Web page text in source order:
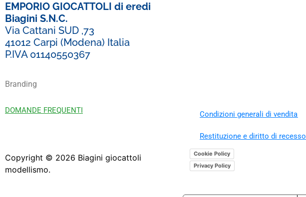
EMPORIO GIOCATTOLI di eredi
Biagini S.N.C.
Via Cattani SUD ,73
41012 Carpi (Modena) Italia
P.IVA 01140550367
Branding
DOMANDE FREQUENTI Condizioni generali di vendita
Restituzione e diritto di recesso
Copyright © 2026 Biagini giocattoli
modellismo.
Cookie Policy
Privacy Policy